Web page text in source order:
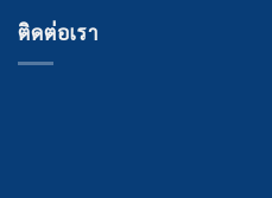
ติดต่อเรา